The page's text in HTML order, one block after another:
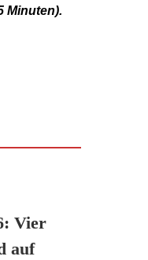
Minuten).
Vier
auf